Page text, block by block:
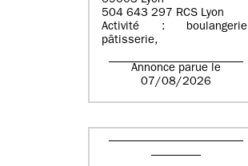
504 643 297 RCS Lyon
Activité :
pâtisserie,
Annonce parue le
07/08/2026